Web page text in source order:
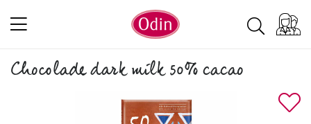
Chocolade dark milk 50% cacao